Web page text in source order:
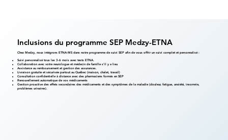
Inclusions du programme SEP Medzy-ETNA
Chez Medzy, nous intégrons ETNA‑MS dans notre programme de suivi SEP afin de vous offrir un suivi complet et personnalisé :
Suivi personnalisé tous les 3-6 mois avec tests ETNA.
Collaboration avec votre neurologue et médecin de famille s’il y a lieu
Assistance au remboursement et gestion des assurances.
Livraison gratuite et sécurisée partout au Québec (maison, chalet, travail)
Consultation confidentielle à distance avec des pharmaciens formés en SEP
Renouvellement automatique de vos médicaments
Gestion proactive des effets secondaires des médicaments et des symptômes de la maladie (douleur, fatigue, anxiété, insomnie,
problèmes urinaires).